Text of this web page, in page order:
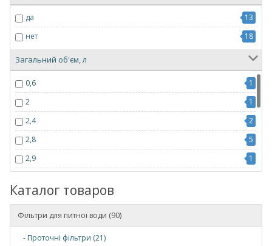
да
13
нет
18
Загальний об'єм, л
0,6
1
2
1
2,4
2
2,8
5
2,9
1
3,0
3,5
3,8
Каталог товаров
Фільтри для питної води (90)
- Проточні фільтри (21)